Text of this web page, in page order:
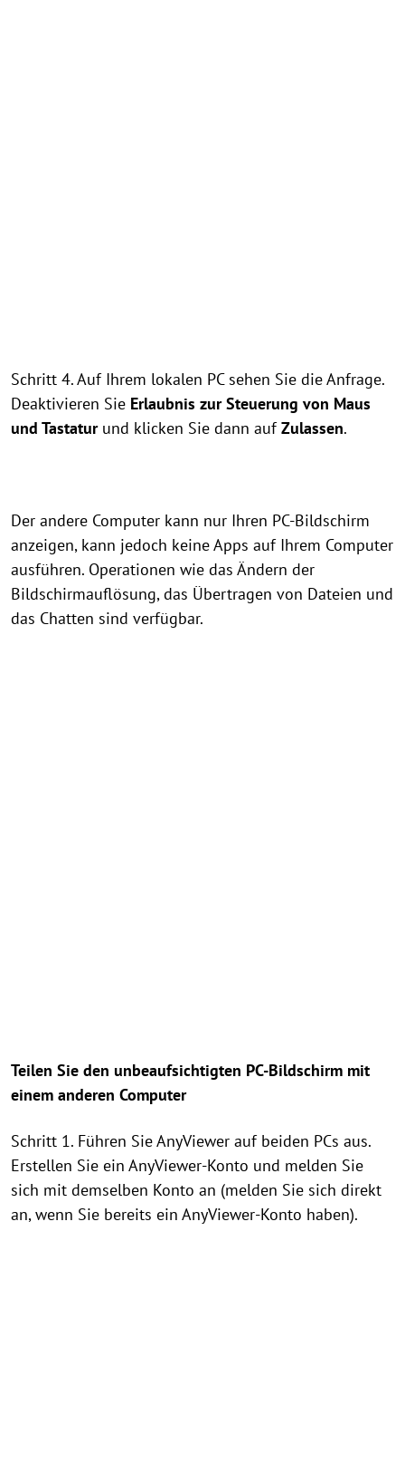
Schritt 4. Auf Ihrem lokalen PC sehen Sie die Anfrage.
Deaktivieren Sie Erlaubnis zur Steuerung von Maus
und Tastaturund klicken Sie dann aufZulassen.
Der andere Computer kann nur Ihren PC-Bildschirm
anzeigen, kann jedoch keine Apps auf Ihrem Computer
ausführen. Operationen wie das Ändern der
Bildschirmauflösung, das Übertragen von Dateien und
das Chatten sind verfügbar.
Teilen Sie den unbeaufsichtigten PC-Bildschirm mit
einem anderen Computer
Schritt 1. Führen Sie AnyViewer auf beiden PCs aus.
Erstellen Sie ein AnyViewer-Konto und melden Sie
sich mit demselben Konto an (melden Sie sich direkt
an, wenn Sie bereits ein AnyViewer-Konto haben).